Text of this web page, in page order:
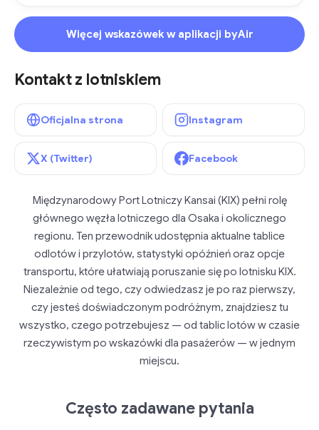
Więcej wskazówek w aplikacji byAir
Kontakt z lotniskiem
Oficjalna strona Instagram
X (Twitter) Facebook
Międzynarodowy Port Lotniczy Kansai (KIX) pełni rolę
głównego węzła lotniczego dla Osaka i okolicznego
regionu. Ten przewodnik udostępnia aktualne tablice
odlotów i przylotów, statystyki opóźnień oraz opcje
transportu, które ułatwiają poruszanie się po lotnisku KIX.
Niezależnie od tego, czy odwiedzasz je po raz pierwszy,
czy jesteś doświadczonym podróżnym, znajdziesz tu
wszystko, czego potrzebujesz — od tablic lotów w czasie
rzeczywistym po wskazówki dla pasażerów — w jednym
miejscu.
Często zadawane pytania